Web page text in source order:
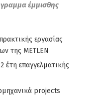
έμμισθης
εργασίας
της METLEN
έτη επαγγελματικής
projects